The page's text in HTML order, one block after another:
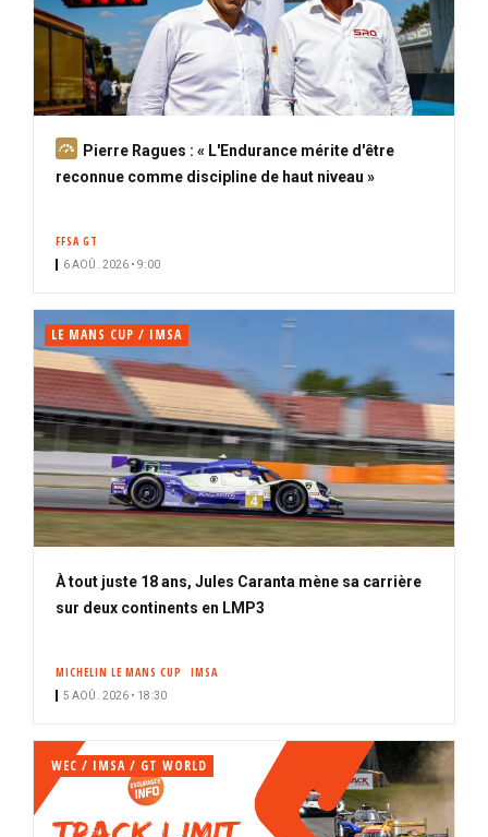
A
b
Pierre Ragues : « L'Endurance mérite d'être
reconnue comme discipline de haut niveau »
FFSA GT
6 AOÛ. 2026 • 9:00
LE MANS CUP / IMSA
À tout juste 18 ans, Jules Caranta mène sa carrière
sur deux continents en LMP3
MICHELIN LE MANS CUP IMSA
5 AOÛ. 2026 • 18:30
WEC / IMSA / GT WORLD